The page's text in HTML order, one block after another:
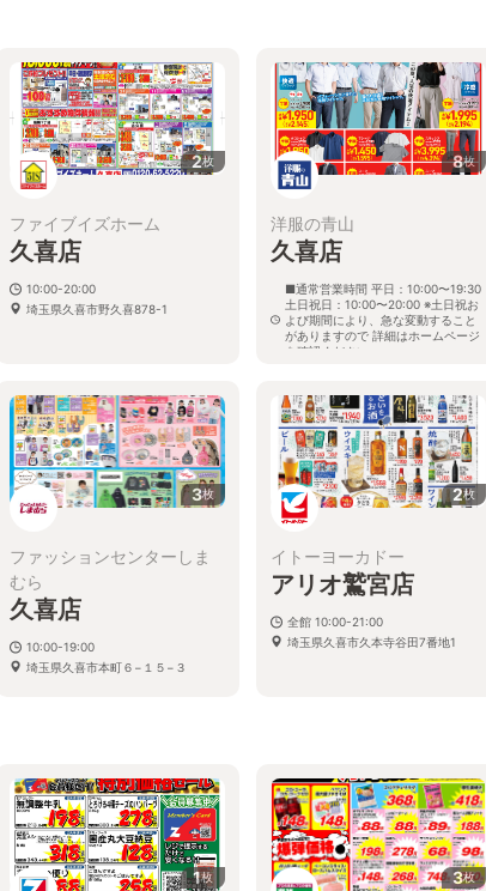
2枚
ファイブイズホーム
久喜店
10:00-20:00
埼玉県久喜市野久喜878-1
8枚
洋服の青山
久喜店
■通常営業時間 平日：10:00〜19:30
土日祝日：10:00〜20:00 ※土日祝お
よび期間により、急な変動すること
がありますので 詳細はホームページ
を確認ください
3枚
ファッションセンターしま
むら
久喜店
10:00-19:00
埼玉県久喜市本町６−１５−３
2枚
イトーヨーカドー
アリオ鷲宮店
全館 10:00-21:00
埼玉県久喜市久本寺谷田7番地1
1枚 3枚